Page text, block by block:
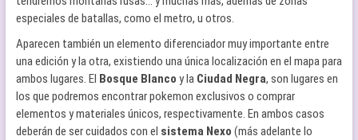
especiales de batallas, como el metro, u otros.
Aparecen también un elemento diferenciador muy importante entre
una edición y la otra, existiendo una única localización en el mapa para
ambos lugares. El Bosque Blanco y la Ciudad Negra, son lugares en
los que podremos encontrar pokemon exclusivos o comprar
elementos y materiales únicos, respectivamente. En ambos casos
deberán de ser cuidados con el sistema Nexo (más adelante lo